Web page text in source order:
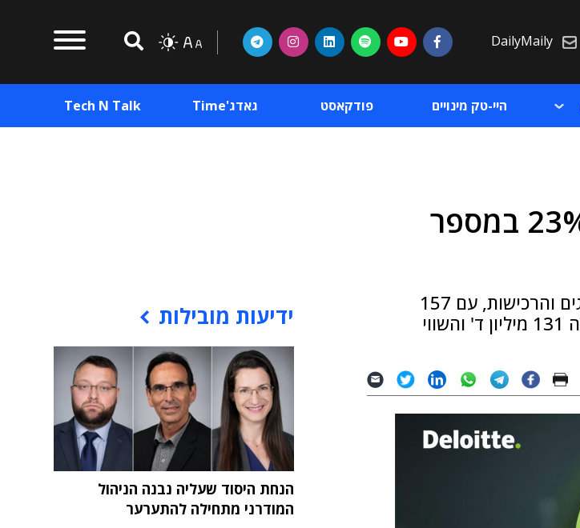
DailyMaily
היי-טק מינויים פודקאסט גאדג'Time Tech N Talk
דלויט: השנה חלה בישראל ירידה של 23% במספר
בדומה לאשתקד, חל השנה המשך בהאטה במספר ובהיקף המיזוגים והרכישות, עם 157
עסקאות בהיקף של כ-15 מיליארד ד' ● השווי הממוצע לעסקה היה 131 מיליון ד' והשווי
ידיעות מובילות
הנחת היסוד שעליה נבנה הניהול
המודרני מתחילה להתערער